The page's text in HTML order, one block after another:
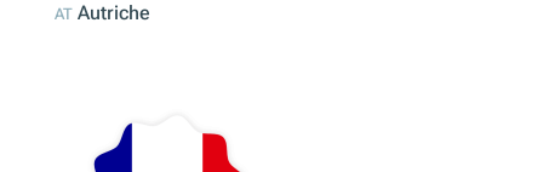
DEAllemagne